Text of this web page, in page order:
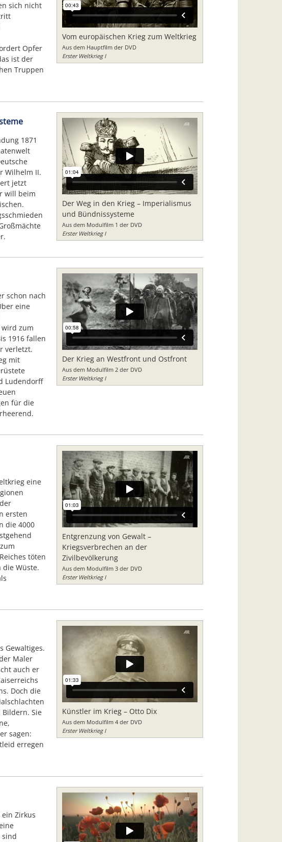
Vom europäischen Krieg zum Weltkrieg
Aus dem Hauptfilm der DVD
Erster Weltkrieg I
sich nicht
Opfer
ist der
Truppen
Der Weg in den Krieg – Imperialismus
und Bündnissysteme
Aus dem Modulfilm 1 der DVD
Erster Weltkrieg I
1871
Wilhelm II.
jetzt
will beim
Der Krieg an Westfront und Ostfront
Aus dem Modulfilm 2 der DVD
Erster Weltkrieg I
schon nach
eine
wird zum
1916 fallen
verletzt.
mit
Ludendorff
für die
Entgrenzung von Gewalt –
Kriegsverbrechen an der
Zivilbevölkerung
Aus dem Modulfilm 3 der DVD
Erster Weltkrieg I
eine
ersten
die 4000
töten
Wüste.
Künstler im Krieg – Otto Dix
Aus dem Modulfilm 4 der DVD
Erster Weltkrieg I
Gewaltiges.
Maler
auch er
Doch die
Sie
sagen:
erregen
Zirkus
sind